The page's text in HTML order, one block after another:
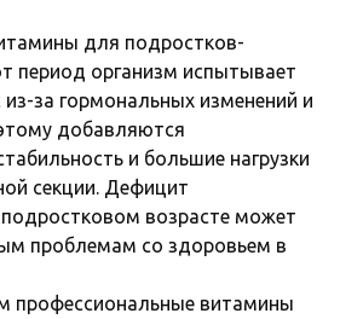
для подростков-
период организм испытывает
за гормональных изменений и
добавляются
и большие нагрузки
секции. Дефицит
возрасте может
проблемам со здоровьем в
профессиональные витамины